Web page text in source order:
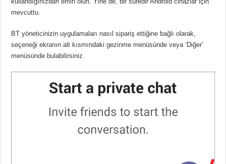
mevcuttu.
BT yöneticinizin uygulamaları nasıl sipariş ettiğine bağlı olarak,
seçeneği ekranın alt kısmındaki gezinme menüsünde veya ‘Diğer’
menüsünde bulabilirsiniz.